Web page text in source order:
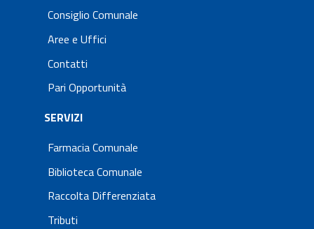
Consiglio Comunale
Aree e Uffici
Contatti
Pari Opportunità
SERVIZI
Farmacia Comunale
Biblioteca Comunale
Raccolta Differenziata
Tributi